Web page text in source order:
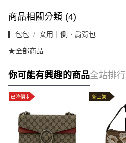
商品相關分類 (4)
▎包包 女用｜側．肩背包
★全部商品
你可能有興趣的商品全站排行